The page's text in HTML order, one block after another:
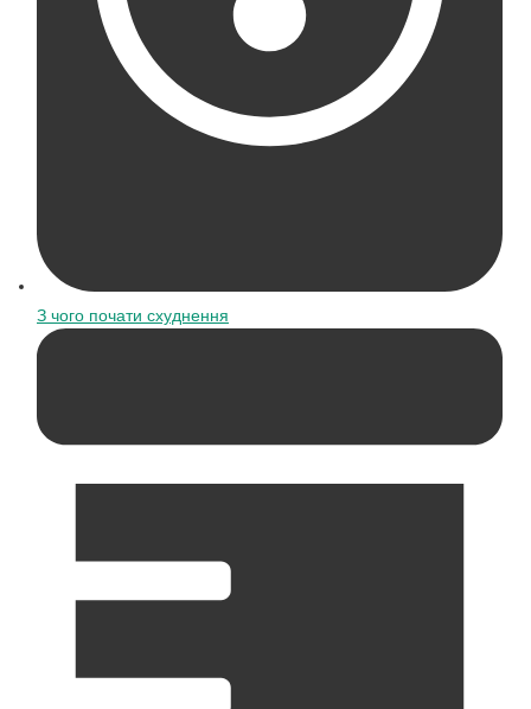
З чого почати схуднення